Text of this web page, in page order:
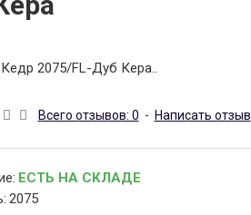
2075/FL-Дуб Кера..
Всего отзывов: 0 - Написать отзыв
ЕСТЬ НА СКЛАДЕ
2075